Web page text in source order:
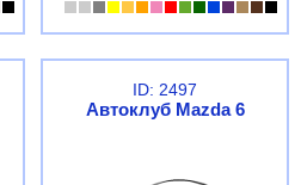
ID: 2497
Автоклуб Mazda 6